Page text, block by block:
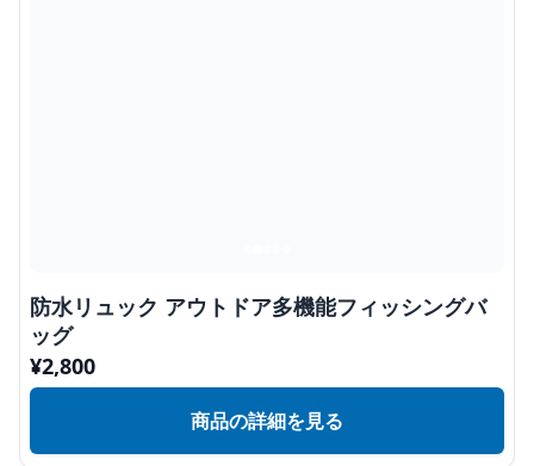
防水リュック アウトドア多機能フィッシングバ
ッグ
¥2,800
商品の詳細を見る